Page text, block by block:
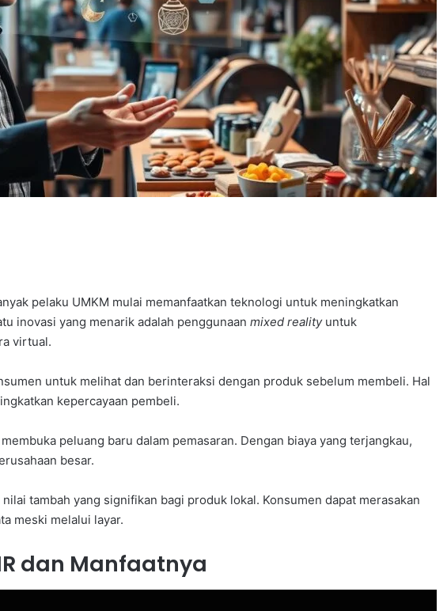
pelaku UMKM mulai memanfaatkan teknologi untuk meningkatkan
inovasi yang menarik adalah penggunaan mixed realityuntuk
virtual.
untuk melihat dan berinteraksi dengan produk sebelum membeli. Hal
kepercayaan pembeli.
peluang baru dalam pemasaran. Dengan biaya yang terjangkau,
besar.
tambah yang signifikan bagi produk lokal. Konsumen dapat merasakan
meski melalui layar.
dan Manfaatnya